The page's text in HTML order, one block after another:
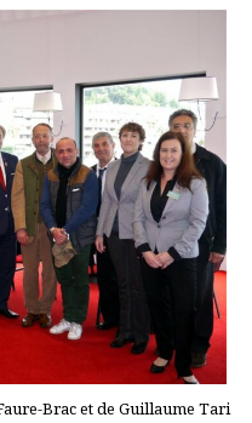
Brac et de Guillaume Tari